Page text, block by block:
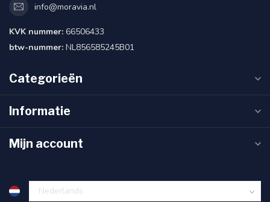
info@moravia.nl
KVK nummer: 66506433
btw-nummer: NL856585245B01
Categorieën
Informatie
Mijn account